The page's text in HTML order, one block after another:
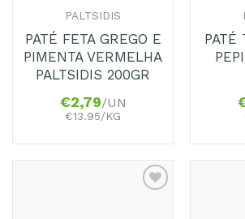
PALTSIDIS
PATÉ FETA GREGO E
PIMENTA VERMELHA
PALTSIDIS 200GR
€2,79/UN
€13.95/KG
PATÉ